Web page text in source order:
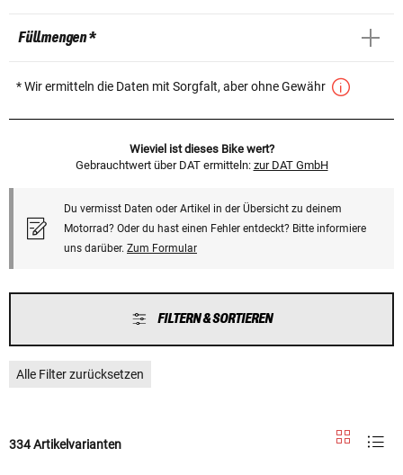
Füllmengen *
* Wir ermitteln die Daten mit Sorgfalt, aber ohne Gewähr
Wieviel ist dieses Bike wert?
Gebrauchtwert über DAT ermitteln: zur DAT GmbH
Du vermisst Daten oder Artikel in der Übersicht zu deinem
Motorrad? Oder du hast einen Fehler entdeckt? Bitte informiere
uns darüber. Zum Formular
FILTERN & SORTIEREN
Alle Filter zurücksetzen
334 Artikelvarianten